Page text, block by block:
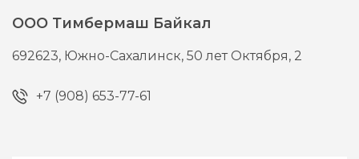
ООО Тимбермаш Байкал
692623, Южно-Сахалинск,50 лет Октября, 2
+7 (908) 653-77-61